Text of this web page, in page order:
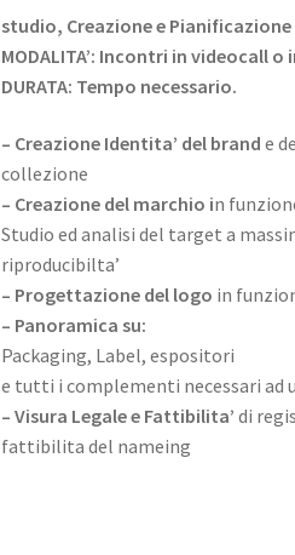
studio, Creazione e Pianificazione
MODALITA’: Incontri in videocall o
DURATA: Tempo necessario.
– Creazione Identita’ del brand e
collezione
– Creazione del marchio in
Studio ed analisi del target a
riproducibilta’
– Progettazione del logo in
– Panoramica su:
Packaging, Label, espositori
e tutti i complementi necessari ad
– Visura Legale e Fattibilita’ di
fattibilita del nameing